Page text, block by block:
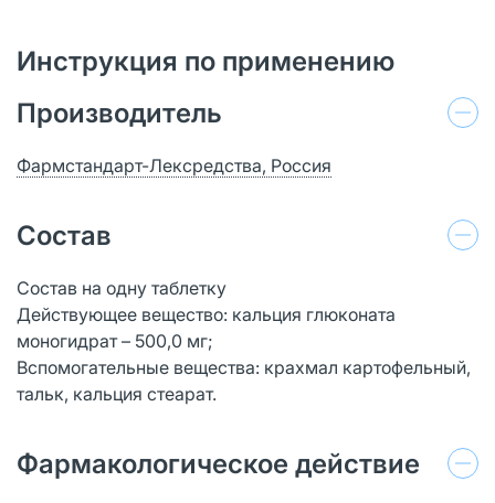
Инструкция по применению
Производитель
Фармстандарт-Лексредства, Россия
Состав
Состав на одну таблетку
Действующее вещество: кальция глюконата
моногидрат – 500,0 мг;
Вспомогательные вещества: крахмал картофельный,
тальк, кальция стеарат.
Фармакологическое действие